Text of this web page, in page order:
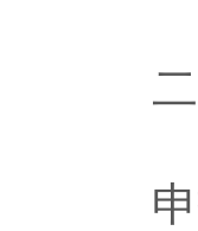
二
申